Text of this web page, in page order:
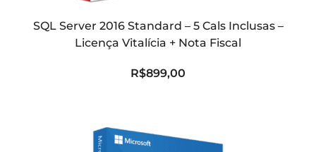
SQL Server 2016 Standard – 5 Cals Inclusas –
Licença Vitalícia + Nota Fiscal
R$899,00